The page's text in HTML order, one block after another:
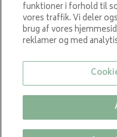
Proud member of
to a smaller carbon
Close
funktioner i forhold til
vores traffik. Vi deler
brug af vores
reklamer og med